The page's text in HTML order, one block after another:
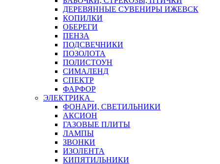
ДЕРЕВЯННЫЕ СУВЕНИРЫ ИЖЕВСК
КОПИЛКИ
ОБЕРЕГИ
ПЕНЗА
ПОДСВЕЧНИКИ
ПОЗОЛОТА
ПОЛИСТОУН
СИМАЛЕНД
СПЕКТР
ФАРФОР
ЭЛЕКТРИКА
ФОНАРИ, СВЕТИЛЬНИКИ
АКСИОН
ГАЗОВЫЕ ПЛИТЫ
ЛАМПЫ
ЗВОНКИ
ИЗОЛЕНТА
КИПЯТИЛЬНИКИ